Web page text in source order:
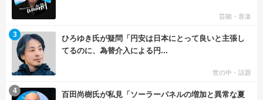
芸能・音楽
ひろゆき氏が疑問「円安は日本にとって良いと主張し
てるのに、為替介入による円...
世の中・話題
3
百田尚樹氏が私見「ソーラーパネルの増加と異常な夏
4